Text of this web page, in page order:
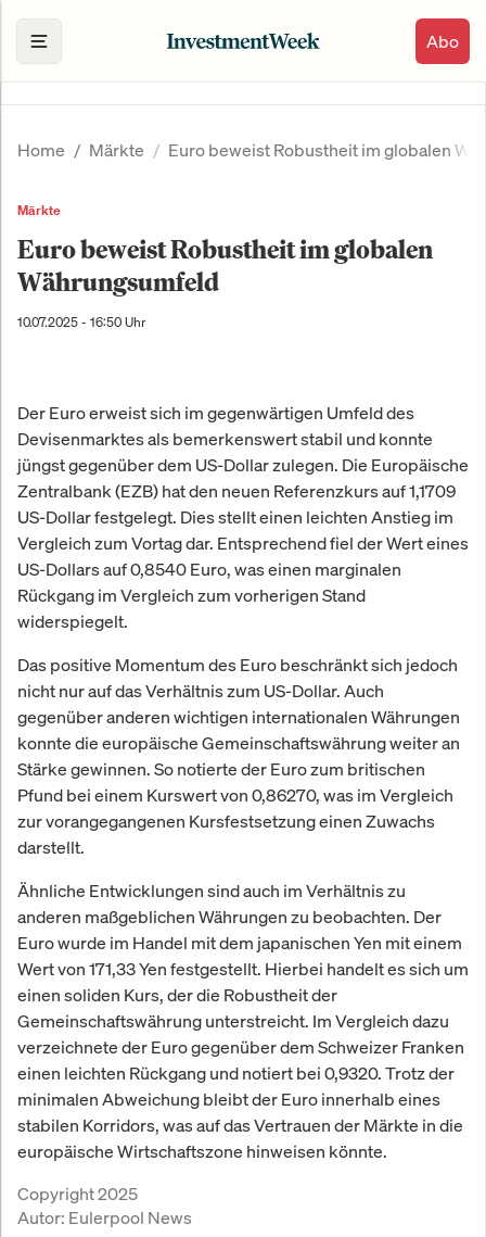
Abo
Home Märkte Euro beweist Robustheit im globalen
Märkte
Euro beweist Robustheit im globalen
Währungsumfeld
10.07.2025 - 16:50 Uhr
Der Euro erweist sich im gegenwärtigen Umfeld des
Devisenmarktes als bemerkenswert stabil und konnte
jüngst gegenüber dem US-Dollar zulegen. Die Europäische
Zentralbank (EZB) hat den neuen Referenzkurs auf 1,1709
US-Dollar festgelegt. Dies stellt einen leichten Anstieg im
Vergleich zum Vortag dar. Entsprechend fiel der Wert eines
US-Dollars auf 0,8540 Euro, was einen marginalen
Rückgang im Vergleich zum vorherigen Stand
widerspiegelt.
Das positive Momentum des Euro beschränkt sich jedoch
nicht nur auf das Verhältnis zum US-Dollar. Auch
gegenüber anderen wichtigen internationalen Währungen
konnte die europäische Gemeinschaftswährung weiter an
Stärke gewinnen. So notierte der Euro zum britischen
Pfund bei einem Kurswert von 0,86270, was im Vergleich
zur vorangegangenen Kursfestsetzung einen Zuwachs
darstellt.
Ähnliche Entwicklungen sind auch im Verhältnis zu
anderen maßgeblichen Währungen zu beobachten. Der
Euro wurde im Handel mit dem japanischen Yen mit einem
Wert von 171,33 Yen festgestellt. Hierbei handelt es sich um
einen soliden Kurs, der die Robustheit der
Gemeinschaftswährung unterstreicht. Im Vergleich dazu
verzeichnete der Euro gegenüber dem Schweizer Franken
einen leichten Rückgang und notiert bei 0,9320. Trotz der
minimalen Abweichung bleibt der Euro innerhalb eines
stabilen Korridors, was auf das Vertrauen der Märkte in die
europäische Wirtschaftszone hinweisen könnte.
Copyright 2025
Autor: Eulerpool News